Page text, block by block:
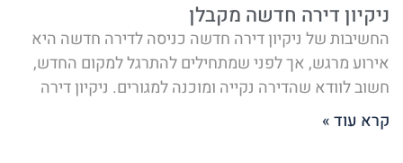
ניקיון דירה חדשה מקבלן
החשיבות של ניקיון דירה חדשה כניסה לדירה חדשה היא
אירוע מרגש, אך לפני שמתחילים להתרגל למקום החדש,
חשוב לוודא שהדירה נקייה ומוכנה למגורים. ניקיון דירה
קרא עוד »